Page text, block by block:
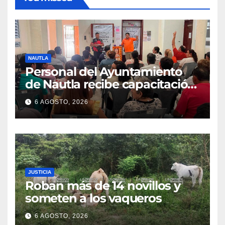
NAUTLA
Personal del Ayuntamiento
de Nautla recibe capacitación
en atención a emergencias
6 AGOSTO, 2026
JUSTICIA
Roban más de 14 novillos y
someten a los vaqueros
6 AGOSTO, 2026